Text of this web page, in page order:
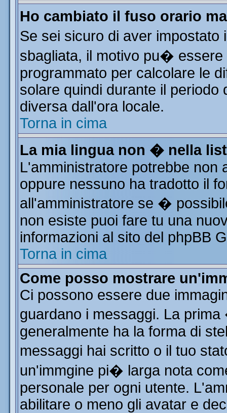
Ho cambiato il fuso orario
Se sei sicuro di aver
sbagliata, il motivo pu�
programmato per calcolare le
solare quindi durante il
diversa dall'ora locale.
Torna in cima
La mia lingua non � nella
L'amministratore potrebbe non
oppure nessuno ha tradotto il
all'amministratore se �
non esiste puoi fare tu una
informazioni al sito del phpBB
Torna in cima
Come posso mostrare
Ci possono essere due
guardano i messaggi. La
generalmente ha la forma di
messaggi hai scritto o il tuo
un'immgine pi� larga nota
personale per ogni utente.
abilitare o meno gli avatar e